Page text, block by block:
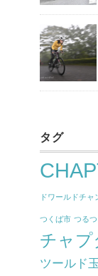
タグ
ドワールドチ
つくば市 つる
チャプ
ツールド